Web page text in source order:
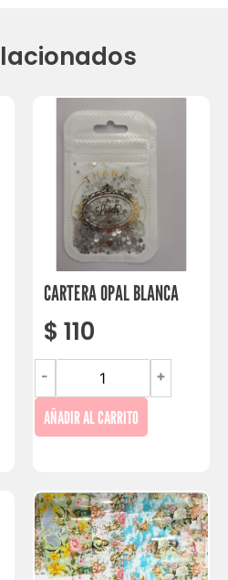
CARTERA OPAL BLANCA
$ 110
- +
AÑADIR AL CARRITO